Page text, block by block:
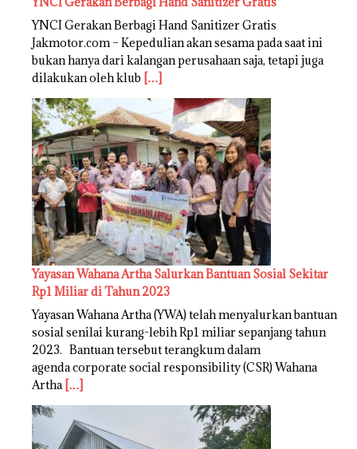
YNCI Gerakan Berbagi Hand Sanitizer Gratis
Jakmotor.com – Kepedulian akan sesama pada saat ini
bukan hanya dari kalangan perusahaan saja, tetapi juga
dilakukan oleh klub […]
Yayasan Wahana Artha Salurkan Bantuan Sosial Sekitar
Rp1 Miliar di Tahun 2023
Yayasan Wahana Artha (YWA) telah menyalurkan bantuan
sosial senilai kurang-lebih Rp1 miliar sepanjang tahun
2023. Bantuan tersebut terangkum dalam
agenda corporate social responsibility (CSR) Wahana
Artha […]